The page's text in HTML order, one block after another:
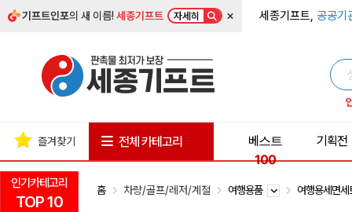
기프트인포의 새 이름!세종기프트 자세히 × 세종기프트, 공공기
인기카테고리
TOP 10
즐겨찾기 전체 카테고리
베스트
100
기획전
홈 차량/골프/레저/계절 여행용품 여행용세면